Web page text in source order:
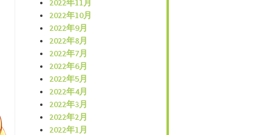
2022年11月
2022年10月
2022年9月
2022年8月
2022年7月
2022年6月
2022年5月
2022年4月
2022年3月
2022年2月
2022年1月